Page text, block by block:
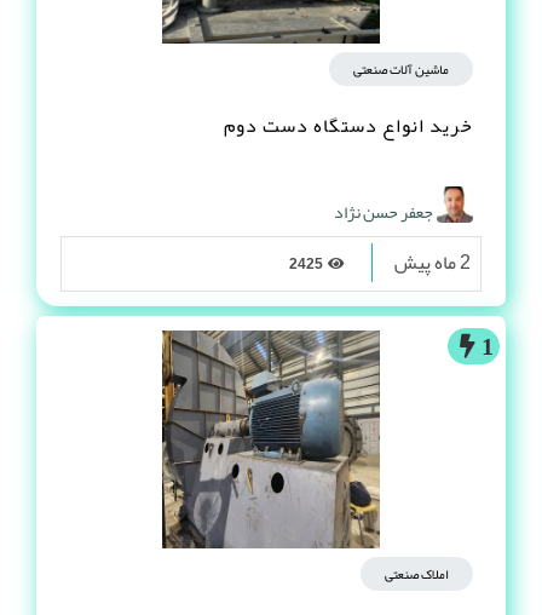
ماشین آلات صنعتی
خرید انواع دستگاه دست دوم
جعفر حسن نژاد
2 ماه پیش
1
املاک صنعتی